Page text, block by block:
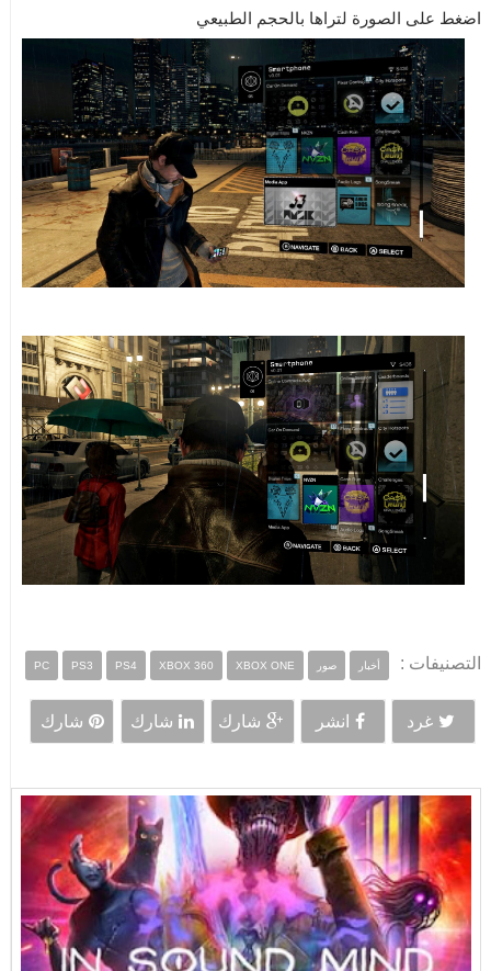
اضغط على الصورة لتراها بالحجم الطبيعي
التصنيفات : أخبار صور PC PS3 PS4 XBOX 360 XBOX ONE
غرد انشر شارك شارك شارك